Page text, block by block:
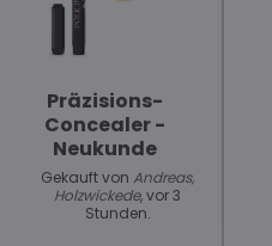
Präzisions-
Concealer -
Neukunde
Gekauft von Andreas,
Holzwickede, vor 3
Stunden.